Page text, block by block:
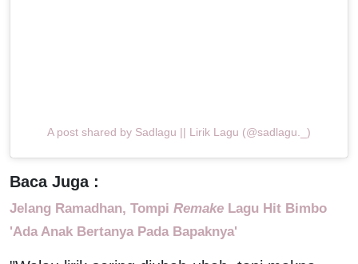
A post shared by Sadlagu || Lirik Lagu (@sadlagu._)
Baca Juga :
Jelang Ramadhan, Tompi Remake Lagu Hit Bimbo
'Ada Anak Bertanya Pada Bapaknya'